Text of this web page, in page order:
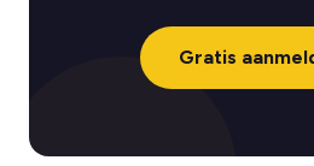
Gratis